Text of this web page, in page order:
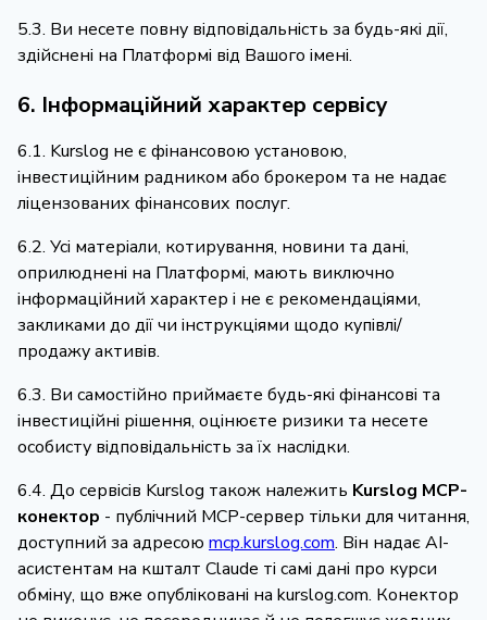
5.3. Ви несете повну відповідальність за будь-які дії,
здійснені на Платформі від Вашого імені.
6. Інформаційний характер сервісу
6.1. Kurslog не є фінансовою установою,
інвестиційним радником або брокером та не надає
ліцензованих фінансових послуг.
6.2. Усі матеріали, котирування, новини та дані,
оприлюднені на Платформі, мають виключно
інформаційний характер і не є рекомендаціями,
закликами до дії чи інструкціями щодо купівлі/
продажу активів.
6.3. Ви самостійно приймаєте будь-які фінансові та
інвестиційні рішення, оцінюєте ризики та несете
особисту відповідальність за їх наслідки.
6.4. До сервісів Kurslog також належить Kurslog MCP-
конектор - публічний MCP-сервер тільки для читання,
доступний за адресою mcp.kurslog.com. Він надає AI-
асистентам на кшталт Claude ті самі дані про курси
обміну, що вже опубліковані на kurslog.com. Конектор